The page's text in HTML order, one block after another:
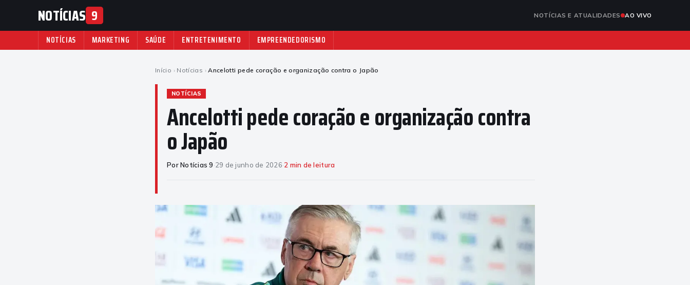
NOTÍCIAS 9 NOTÍCIAS E ATUALIDADES AO VIVO
NOTÍCIAS MARKETING SAÚDE ENTRETENIMENTO EMPREENDEDORISMO
Início › Notícias › Ancelotti pede coração e organização contra o Japão
NOTÍCIAS
Ancelotti pede coração e organização contra
o Japão
Por Notícias 9·29 de junho de 2026·2 min de leitura